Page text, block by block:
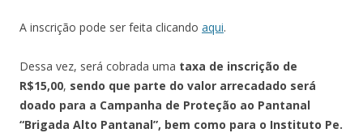
A inscrição pode ser feita clicando aqui.
Dessa vez, será cobrada uma taxa de inscrição de
R$15,00, sendo que parte do valor arrecadado será
doado para a Campanha de Proteção ao Pantanal
“Brigada Alto Pantanal”, bem como para o Instituto Pe.